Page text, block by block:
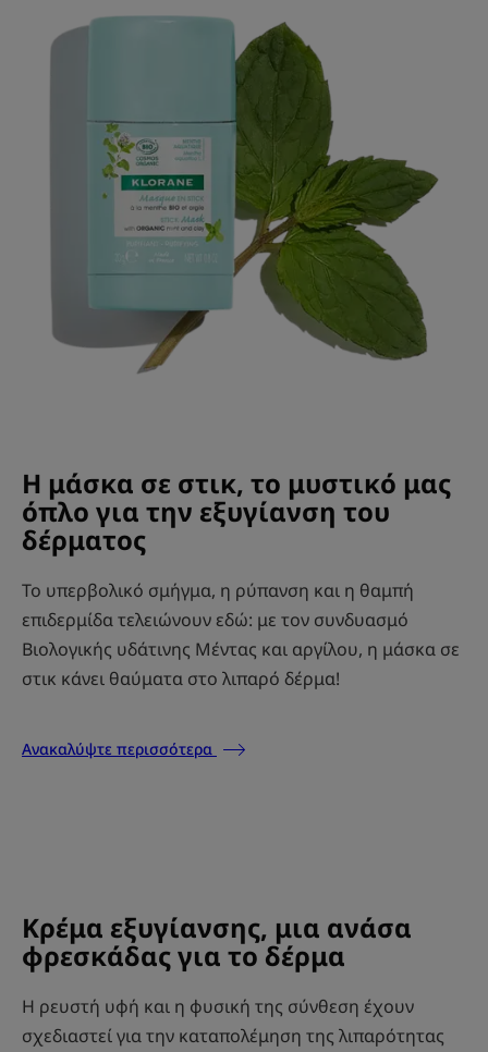
Η μάσκα σε στικ, το μυστικό μας
όπλο για την εξυγίανση του
δέρματος
Το υπερβολικό σμήγμα, η ρύπανση και η θαμπή
επιδερμίδα τελειώνουν εδώ: με τον συνδυασμό
Βιολογικής υδάτινης Μέντας και αργίλου, η μάσκα σε
στικ κάνει θαύματα στο λιπαρό δέρμα!
Ανακαλύψτε περισσότερα
Κρέμα εξυγίανσης, μια ανάσα
φρεσκάδας για το δέρμα
Η ρευστή υφή και η φυσική της σύνθεση έχουν
σχεδιαστεί για την καταπολέμηση της λιπαρότητας